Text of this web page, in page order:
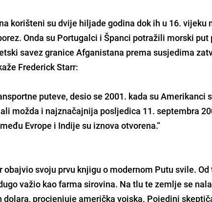
korišteni su dvije hiljade godina dok ih u 16. vijeku
Onda su Portugalci i Španci potražili morski put
savez granice Afganistana prema susjedima
Frederick Starr:
puteve, desio se 2001. kada su Amerikanci
možda i najznačajnija posljedica 11. septembra
Evrope i Indije su iznova otvorena.“
svoju prvu knjigu o modernom Putu svile. Od
važio kao farma sirovina. Na tlu te zemlje se
procjenjuje američka vojska. Pojedini